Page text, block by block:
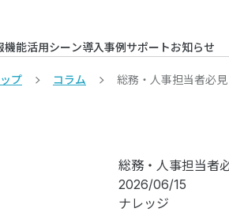
機能活用シーン導入事例サポートお知らせ
プ コラム 総務・人事担当者必
総務・人事担当者
2026/06/15
ナレッジ